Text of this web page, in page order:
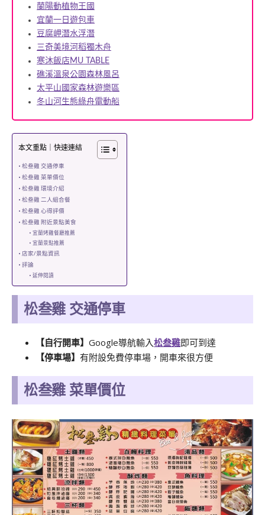
蘭陽動植物王國
宜蘭一日遊包車
豆腐岬潛水浮潛
三奇美境河稻獨木舟
寒沐飯店MU TABLE
礁溪溫泉公園森林風呂
太平山國家森林遊樂區
冬山河生態綠舟電動船
本文重點｜快速連結
松叁雞 交通停車
松叁雞 菜單價位
松叁雞 環境介紹
松叁雞 二人組合餐
松叁雞 心得評價
松叁雞 附近景點美食
宜蘭烤雞餐廳推薦
宜蘭景點推薦
店家/景點資訊
評論
延伸閱讀
松叁雞 交通停車
【自行開車】 Google導航輸入松叁雞即可到達
【停車場】 有附設免費停車場，開車來很方便
松叁雞 菜單價位